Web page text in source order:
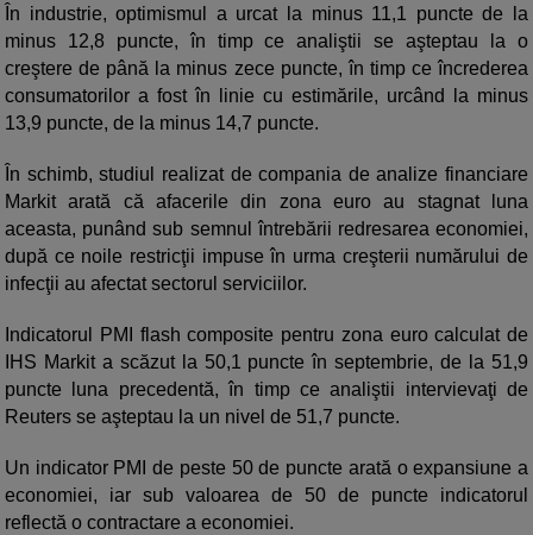
În industrie, optimismul a urcat la minus 11,1 puncte de la
minus 12,8 puncte, în timp ce analiştii se aşteptau la o
creştere de până la minus zece puncte, în timp ce încrederea
consumatorilor a fost în linie cu estimările, urcând la minus
13,9 puncte, de la minus 14,7 puncte.
În schimb, studiul realizat de compania de analize financiare
Markit arată că afacerile din zona euro au stagnat luna
aceasta, punând sub semnul întrebării redresarea economiei,
după ce noile restricţii impuse în urma creşterii numărului de
infecţii au afectat sectorul serviciilor.
Indicatorul PMI flash composite pentru zona euro calculat de
IHS Markit a scăzut la 50,1 puncte în septembrie, de la 51,9
puncte luna precedentă, în timp ce analiştii intervievaţi de
Reuters se aşteptau la un nivel de 51,7 puncte.
Un indicator PMI de peste 50 de puncte arată o expansiune a
economiei, iar sub valoarea de 50 de puncte indicatorul
reflectă o contractare a economiei.